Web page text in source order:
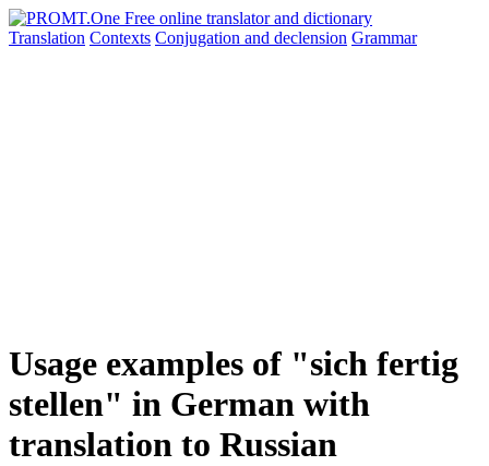
Translation Contexts Conjugation and declension Grammar
Usage examples of "sich fertig
stellen" in German with
translation to Russian